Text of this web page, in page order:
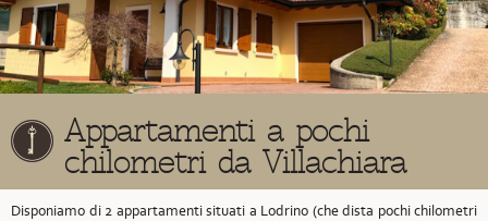
Appartamenti a pochi
chilometri da Villachiara
Disponiamo di 2 appartamenti situati a Lodrino (che dista pochi chilometri